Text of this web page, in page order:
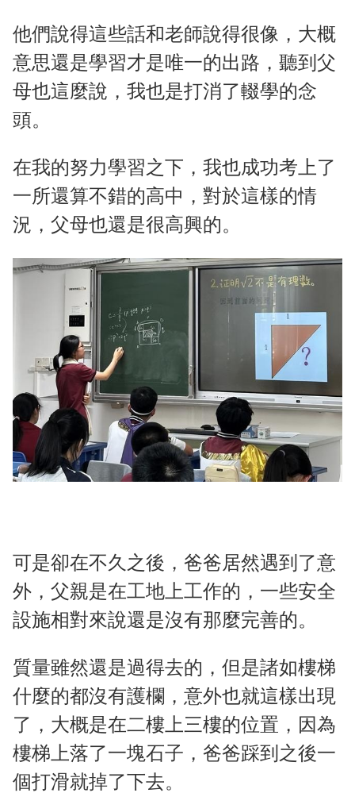
他們說得這些話和老師說得很像，大概
意思還是學習才是唯一的出路，聽到父
母也這麼說，我也是打消了輟學的念
頭。
在我的努力學習之下，我也成功考上了
一所還算不錯的高中，對於這樣的情
況，父母也還是很高興的。
可是卻在不久之後，爸爸居然遇到了意
外，父親是在工地上工作的，一些安全
設施相對來說還是沒有那麼完善的。
質量雖然還是過得去的，但是諸如樓梯
什麼的都沒有護欄，意外也就這樣出現
了，大概是在二樓上三樓的位置，因為
樓梯上落了一塊石子，爸爸踩到之後一
個打滑就掉了下去。